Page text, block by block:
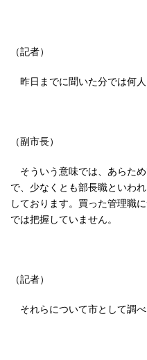
（記者）
昨日までに聞いた分では何
（副市長）
そういう意味では、あらた
で、少なくとも部長職といわ
しております。買った管理職
では把握していません。
（記者）
それらについて市として調